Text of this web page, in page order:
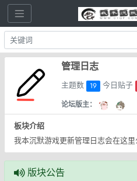
管理日志
主题数 19 今日贴子
论坛版主：
板块介绍
我本沉默游戏更新管理日志会在这里
版块公告